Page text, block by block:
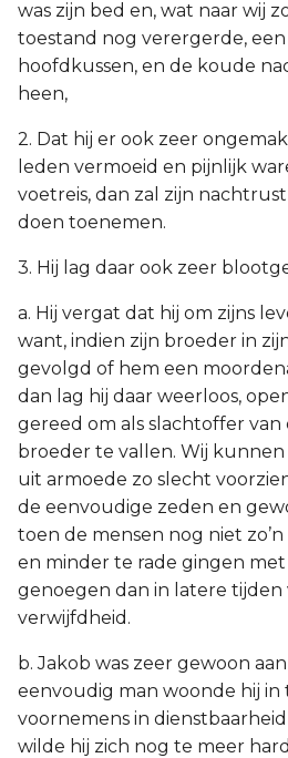
was zijn bed en, wat naar wij
toestand nog verergerde,
hoofdkussen, en de koude
heen,
2. Dat hij er ook zeer
leden vermoeid en pijnlijk
voetreis, dan zal zijn
doen toenemen.
3. Hij lag daar ook zeer
a. Hij vergat dat hij om zijns
want, indien zijn broeder in
gevolgd of hem een
dan lag hij daar weerloos,
gereed om als slachtoffer van
broeder te vallen. Wij
uit armoede zo slecht
de eenvoudige zeden en
toen de mensen nog niet
en minder te rade gingen
genoegen dan in latere tijden
verwijfdheid.
b. Jakob was zeer gewoon
eenvoudig man woonde hij in
voornemens in
wilde hij zich nog te meer